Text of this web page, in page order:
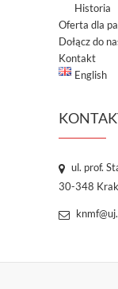
Historia
Oferta dla
Dołącz do
Kontakt
English
ul. prof.
30-348